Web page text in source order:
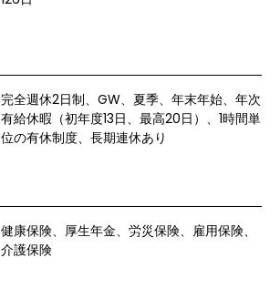
完全週休2日制、GW、夏季、年末年始、年次
有給休暇（初年度13日、最高20日）、1時間単
位の有休制度、長期連休あり
健康保険、厚生年金、労災保険、雇用保険、
介護保険